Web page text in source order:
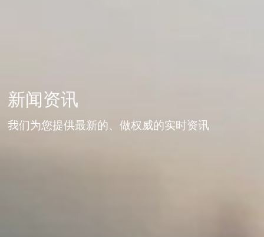
新闻资讯
我们为您提供最新的、做权威的实时资讯